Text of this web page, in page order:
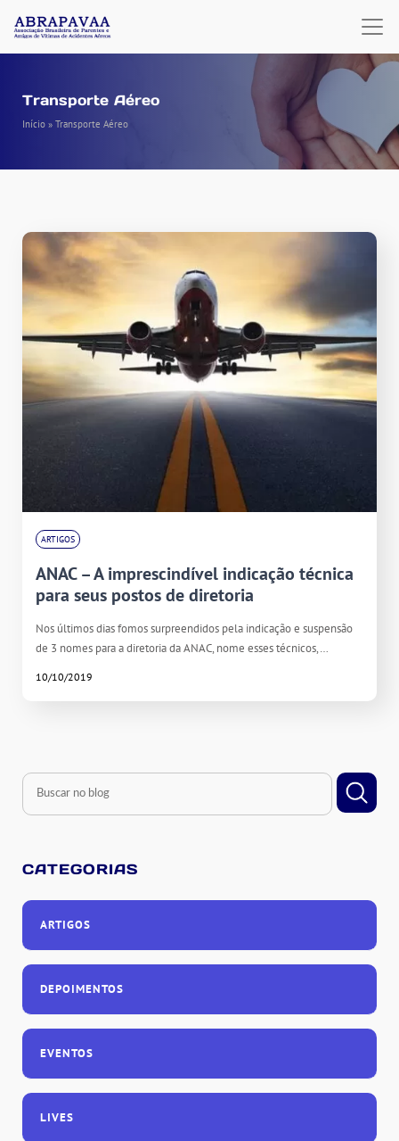
Transporte Aéreo
Início » Transporte Aéreo
ARTIGOS
ANAC – A imprescindível indicação técnica
para seus postos de diretoria
Nos últimos dias fomos surpreendidos pela indicação e suspensão
de 3 nomes para a diretoria da ANAC, nome esses técnicos,…
10/10/2019
CATEGORIAS
ARTIGOS
DEPOIMENTOS
EVENTOS
LIVES